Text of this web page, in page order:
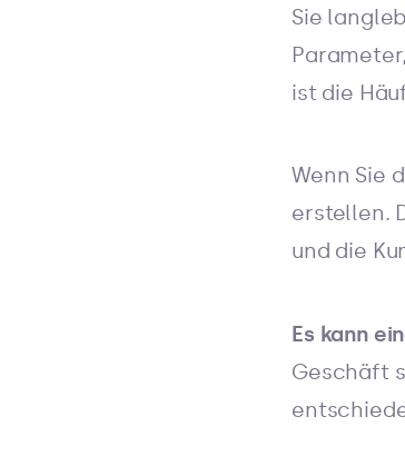
Sie
ist die
Wenn Sie
erstellen.
und die
Es kann
Geschäft